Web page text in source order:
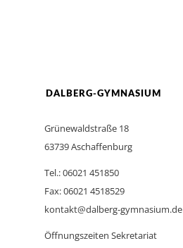
DALBERG-GYMNASIUM
Grünewaldstraße 18
63739 Aschaffenburg
Tel.: 06021 451850
Fax: 06021 4518529
kontakt@dalberg-gymnasium.de
Öffnungszeiten Sekretariat